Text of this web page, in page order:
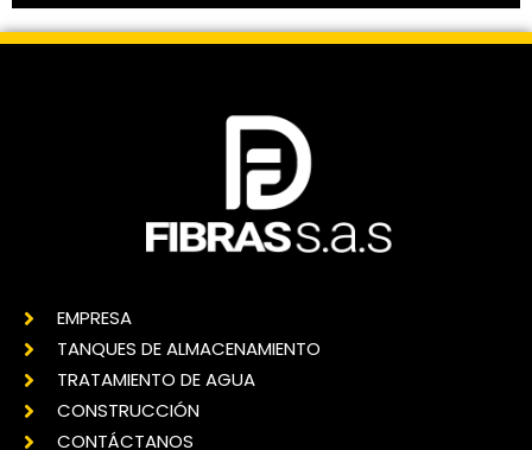
EMPRESA
TANQUES DE ALMACENAMIENTO
TRATAMIENTO DE AGUA
CONSTRUCCIÓN
CONTÁCTANOS